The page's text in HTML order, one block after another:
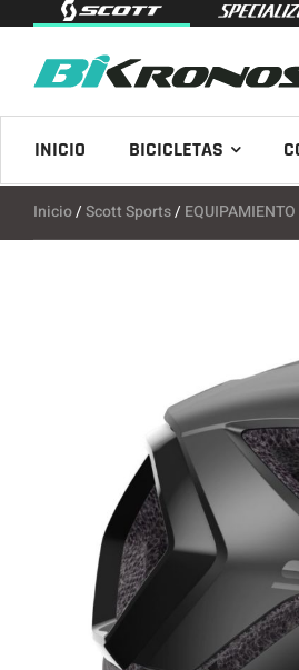
INICIO BICICLETAS
Inicio/Scott Sports/ EQUIPAMIENTO